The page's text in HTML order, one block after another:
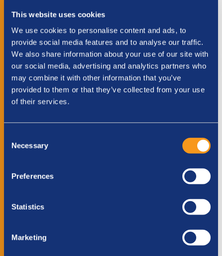
This website uses cookies
We use cookies to personalise content and ads, to
provide social media features and to analyse our traffic.
We also share information about your use of our site with
our social media, advertising and analytics partners who
may combine it with other information that you’ve
provided to them or that they’ve collected from your use
of their services.
Selection
Necessary
Preferences
Statistics
Marketing
een kind na een situatie van uitbuiting
SPONSORS VAN DIT TEAM
SPORTERS IN DIT TEAM
Steun dit team
33%
Particulier
BEDRAG